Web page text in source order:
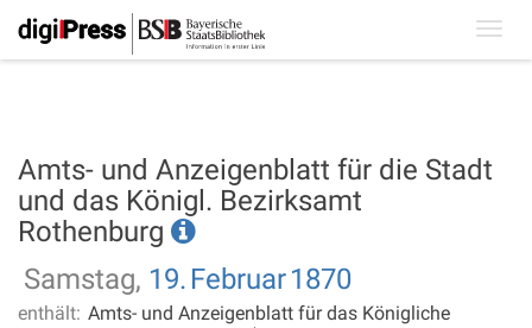
Amts- und Anzeigenblatt für die Stadt
und das Königl. Bezirksamt
Rothenburg
Samstag, 19. Februar1870
enthält: Amts- und Anzeigenblatt für das Königliche